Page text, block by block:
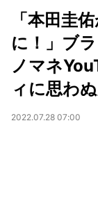
「本田圭
に！」ブ
ノマネ
ィに思わ
2022.07.28 07:00